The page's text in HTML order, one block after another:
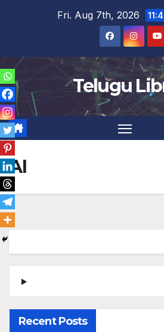
Fri. Aug 7th, 2026
Telugu
AI
Recent Posts